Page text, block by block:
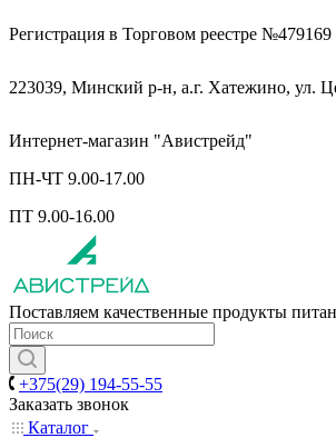
Регистрация в Торговом реестре №479169
223039, Минский р-н, а.г. Хатежино, ул.
Интернет-магазин "Авистрейд"
ПН-ЧТ 9.00-17.00
ПТ 9.00-16.00
Поставляем качественные продукты
+375(29) 194-55-55
Заказать звонок
Каталог